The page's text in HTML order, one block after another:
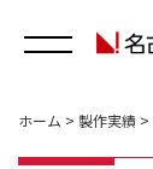
ホーム > 製作実績 >